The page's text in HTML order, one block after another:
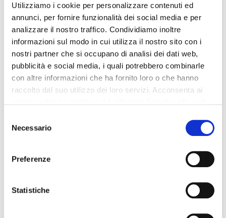
Utilizziamo i cookie per personalizzare contenuti ed
annunci, per fornire funzionalità dei social media e per
analizzare il nostro traffico. Condividiamo inoltre
informazioni sul modo in cui utilizza il nostro sito con i
nostri partner che si occupano di analisi dei dati web,
pubblicità e social media, i quali potrebbero combinarle
con altre informazioni che ha fornito loro o che hanno
raccolto dal suo utilizzo dei loro servizi. Acconsenta ai
delNecessario
Preferenze
Statistiche
Se non lo comprendi tu che sei Meccanico…
Il mio amico Alessandro aveva l’auto che non funzionava
chiedendogli di dare un’occhiata alla sua auto, e se
poteva farlo il più velocemente possibile (che strano eh…),